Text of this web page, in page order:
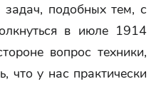
задач, подобных тем, с
в июле 1914
вопрос техники,
что у нас практически